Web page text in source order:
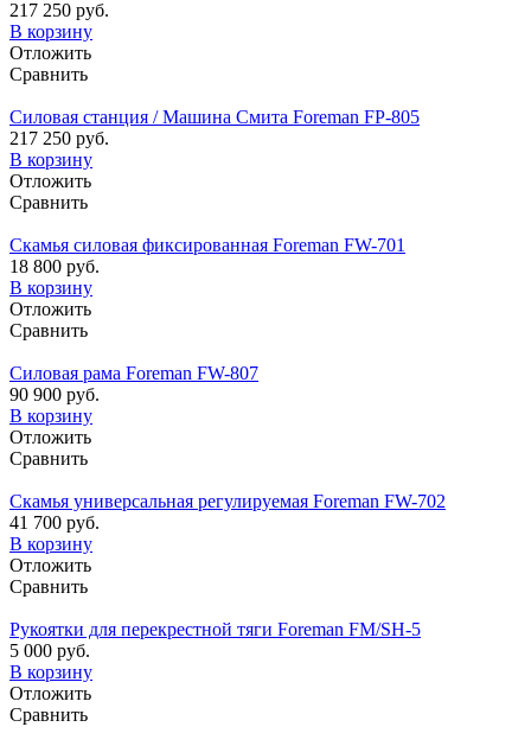
217 250 руб.
В корзину
Отложить
Сравнить
Силовая станция / Машина Смита Foreman FP-805
217 250 руб.
В корзину
Отложить
Сравнить
Скамья силовая фиксированная Foreman FW-701
18 800 руб.
В корзину
Отложить
Сравнить
Силовая рама Foreman FW-807
90 900 руб.
В корзину
Отложить
Сравнить
Скамья универсальная регулируемая Foreman FW-702
41 700 руб.
В корзину
Отложить
Сравнить
Рукоятки для перекрестной тяги Foreman FM/SH-5
5 000 руб.
В корзину
Отложить
Сравнить